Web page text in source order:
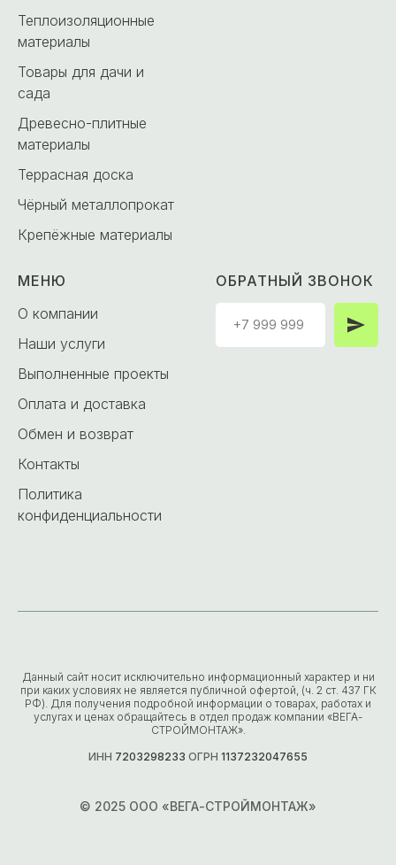
Теплоизоляционные
материалы
Товары для дачи и
сада
Древесно-плитные
материалы
Террасная доска
Чёрный металлопрокат
Крепёжные материалы
МЕНЮ
О компании
Наши услуги
Выполненные проекты
Оплата и доставка
Обмен и возврат
Контакты
Политика
конфиденциальности
ОБРАТНЫЙ ЗВОНОК
Данный сайт носит исключительно информационный характер и ни
при каких условиях не является публичной офертой, (ч. 2 ст. 437 ГК
РФ). Для получения подробной информации о товарах, работах и
услугах и ценах обращайтесь в отдел продаж компании «ВЕГА-
СТРОЙМОНТАЖ».
ИНН 7203298233 ОГРН 1137232047655
© 2025 ООО «ВЕГА-СТРОЙМОНТАЖ»